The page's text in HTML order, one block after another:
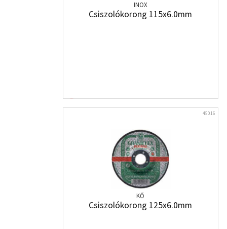
INOX
Csiszolókorong 115x6.0mm
45016
KŐ
Csiszolókorong 125x6.0mm